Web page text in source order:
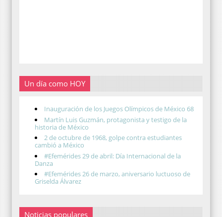
Un día como HOY
Inauguración de los Juegos Olímpicos de México 68
Martín Luis Guzmán, protagonista y testigo de la
historia de México
2 de octubre de 1968, golpe contra estudiantes
cambió a México
#Efemérides 29 de abril: Día Internacional de la
Danza
#Efemérides 26 de marzo, aniversario luctuoso de
Griselda Álvarez
Noticias populares